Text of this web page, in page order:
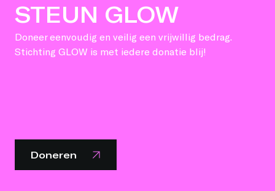
STEUN GLOW
Doneer eenvoudig en veilig een vrijwillig bedrag.
Stichting GLOW is met iedere donatie blij!
Doneren